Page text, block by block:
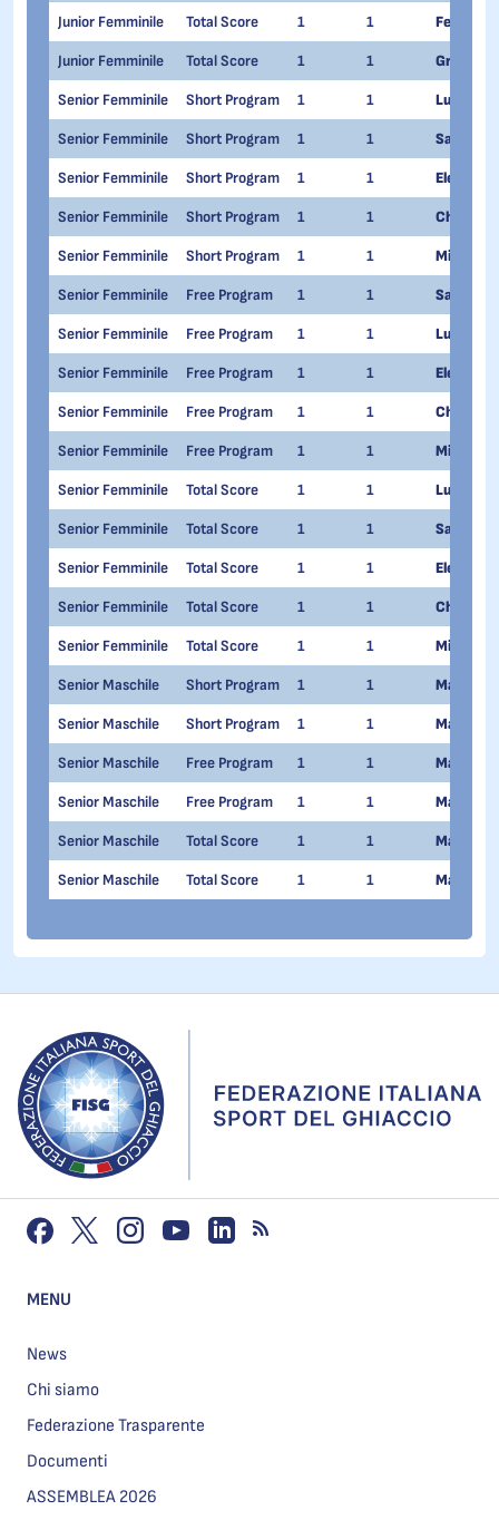
Junior Femminile Total Score 1 1 Federica
Junior Femminile Total Score 1 1 Greta
Senior Femminile Short Program 1 1 Lucrezia
Senior Femminile Short Program 1 1 Sara
Senior Femminile Short Program 1 1 Elettra
Senior Femminile Short Program 1 1 Chenny
Senior Femminile Short Program 1 1 Micol
Senior Femminile Free Program 1 1 Sara
Senior Femminile Free Program 1 1 Lucrezia
Senior Femminile Free Program 1 1 Elettra
Senior Femminile Free Program 1 1 Chenny
Senior Femminile Free Program 1 1 Micol
Senior Femminile Total Score 1 1 Lucrezia
Senior Femminile Total Score 1 1 Sara
Senior Femminile Total Score 1 1 Elettra
Senior Femminile Total Score 1 1 Chenny
Senior Femminile Total Score 1 1 Micol
Senior Maschile Short Program 1 1 Matteo
Senior Maschile Short Program 1 1 Marco
Senior Maschile Free Program 1 1 Matteo
Senior Maschile Free Program 1 1 Marco
Senior Maschile Total Score 1 1 Matteo
Senior Maschile Total Score 1 1 Marco
MENU
News
Chi siamo
Federazione Trasparente
Documenti
ASSEMBLEA 2026